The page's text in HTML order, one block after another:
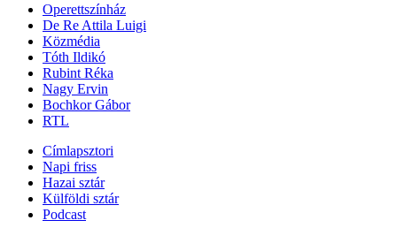
Operettszínház
De Re Attila Luigi
Közmédia
Tóth Ildikó
Rubint Réka
Nagy Ervin
Bochkor Gábor
RTL
Címlapsztori
Napi friss
Hazai sztár
Külföldi sztár
Podcast